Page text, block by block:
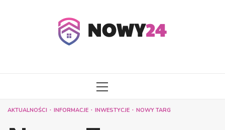
MENU
AKTUALNOŚCI INFORMACJE INWESTYCJE NOWY TARG